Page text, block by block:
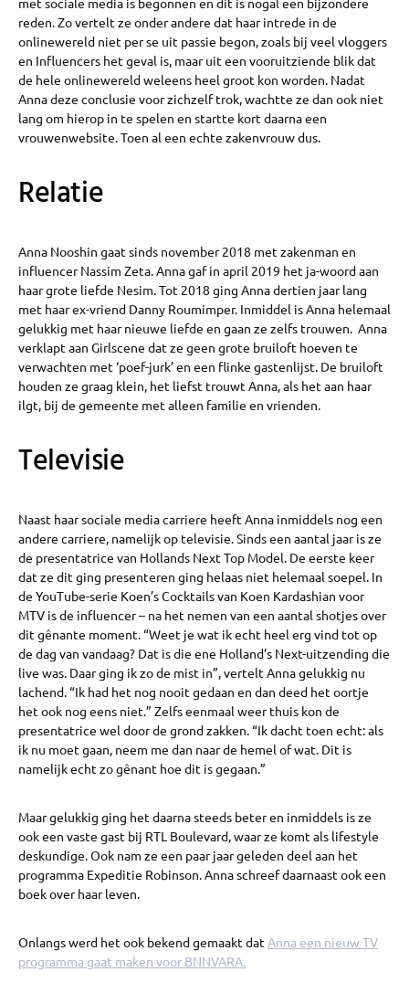
reden. Zo vertelt ze onder andere dat haar intrede in de
onlinewereld niet per se uit passie begon, zoals bij veel vloggers
en Influencers het geval is, maar uit een vooruitziende blik dat
de hele onlinewereld weleens heel groot kon worden. Nadat
Anna deze conclusie voor zichzelf trok, wachtte ze dan ook niet
lang om hierop in te spelen en startte kort daarna een
vrouwenwebsite. Toen al een echte zakenvrouw dus.
Relatie
Anna Nooshin gaat sinds november 2018 met zakenman en
influencer Nassim Zeta. Anna gaf in april 2019 het ja-woord aan
haar grote liefde Nesim. Tot 2018 ging Anna dertien jaar lang
met haar ex-vriend Danny Roumimper. Inmiddel is Anna helemaal
gelukkig met haar nieuwe liefde en gaan ze zelfs trouwen. Anna
verklapt aan Girlscene dat ze geen grote bruiloft hoeven te
verwachten met ‘poef-jurk’ en een flinke gastenlijst. De bruiloft
houden ze graag klein, het liefst trouwt Anna, als het aan haar
ilgt, bij de gemeente met alleen familie en vrienden.
Televisie
Naast haar sociale media carriere heeft Anna inmiddels nog een
andere carriere, namelijk op televisie. Sinds een aantal jaar is ze
de presentatrice van Hollands Next Top Model. De eerste keer
dat ze dit ging presenteren ging helaas niet helemaal soepel. In
de YouTube-serie Koen’s Cocktails van Koen Kardashian voor
MTV is de influencer – na het nemen van een aantal shotjes over
dit gênante moment. “Weet je wat ik echt heel erg vind tot op
de dag van vandaag? Dat is die ene Holland’s Next-uitzending die
live was. Daar ging ik zo de mist in”, vertelt Anna gelukkig nu
lachend. “Ik had het nog nooit gedaan en dan deed het oortje
het ook nog eens niet.” Zelfs eenmaal weer thuis kon de
presentatrice wel door de grond zakken. “Ik dacht toen echt: als
ik nu moet gaan, neem me dan naar de hemel of wat. Dit is
namelijk echt zo gênant hoe dit is gegaan.”
Maar gelukkig ging het daarna steeds beter en inmiddels is ze
ook een vaste gast bij RTL Boulevard, waar ze komt als lifestyle
deskundige. Ook nam ze een paar jaar geleden deel aan het
programma Expeditie Robinson. Anna schreef daarnaast ook een
boek over haar leven.
Onlangs werd het ook bekend gemaakt dat Anna een nieuw TV
programma gaat maken voor BNNVARA.